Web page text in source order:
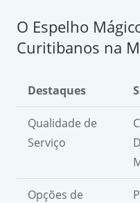
O Espelho
Curitibanos na
Destaques
Qualidade de
Serviço
Opções de